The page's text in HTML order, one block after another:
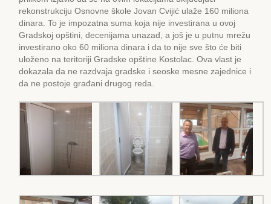
rekonstrukciju Osnovne škole Jovan Cvijić ulaže 160 miliona
dinara. To je impozatna suma koja nije investirana u ovoj
Gradskoj opštini, decenijama unazad, a još je u putnu mrežu
investirano oko 60 miliona dinara i da to nije sve što će biti
uloženo na teritoriji Gradske opštine Kostolac. Ova vlast je
dokazala da ne razdvaja gradske i seoske mesne zajednice i
da ne postoje građani drugog reda.